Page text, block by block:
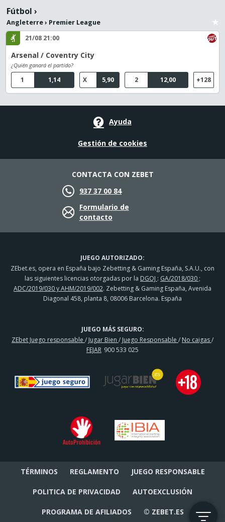
Fútbol ›
Angleterre› Premier League
21/08 21:00
Arsenal / Coventry City
¿Quién ganará el partido?
1,14
1 5,90
X 12,00
2 +128
JUEGO AUTORIZADO:
ZEbet.es, opera en España bajo Zebetting & Gaming España, S.A.U., con
las siguientes licencias otorgadas por la DGOJ : GA/2018/030 ;
ADC/2019/030 y AHM/2019/002. Zebetting & Gaming España, Avenida
Diagonal 458, planta 8, 08006 Barcelona. España
JUEGO MÁS SEGURO:
ZEbet Juego responsable / Jugar Bien / Juego Responsable / No caigas/
FEJAR 900 533 025
Ayuda
Gestión de cookies
CONTACTA CON ZEBET
937 37 00 84
Formulario de
contacto
TÉRMINOS REGLAMENTO JUEGO RESPONSABLE
POLITICA DE PRIVACIDAD AUTOEXCLUSIÓN
PROGRAMA DE AFILIADOS © ZEBET.ES